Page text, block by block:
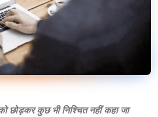
छोड़कर कुछ भी निश्चित नहीं कहा जा